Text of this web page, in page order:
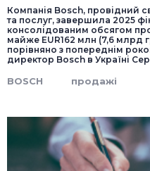
Компанія Bosch, провідний
та послуг, завершила 2025
консолідованим обсягом
майже EUR162 млн (7,6 млрд
порівняно з попереднім
директор Bosch в Україні
BOSCH продажі